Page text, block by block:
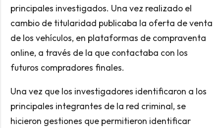
principales investigados. Una vez realizado el
cambio de titularidad publicaba la oferta de venta
de los vehículos, en plataformas de compraventa
online, a través de la que contactaba con los
futuros compradores finales.
Una vez que los investigadores identificaron a los
principales integrantes de la red criminal, se
hicieron gestiones que permitieron identificar